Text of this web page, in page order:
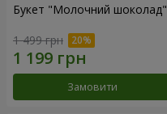
Букет "Молочний шоколад"
1 499 грн
Замовити